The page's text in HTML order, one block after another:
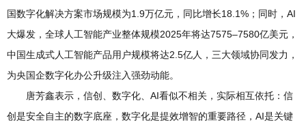
国数字化解决方案市场规模为1.9万亿元，同比增长18.1%；同时，AI
大爆发，全球人工智能产业整体规模2025年将达7575–7580亿美元，
中国生成式人工智能产品用户规模将达2.5亿人，三大领域协同发力，
为央国企数字化办公升级注入强劲动能。
唐芳鑫表示，信创、数字化、AI看似不相关，实际相互依托：信
创是安全自主的数字底座，数字化是提效增智的重要路径，AI是关键